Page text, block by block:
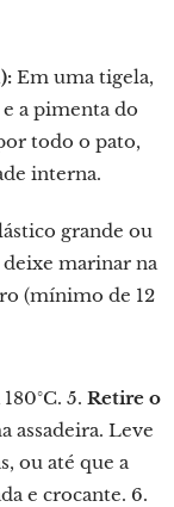
Em uma tigela,
a pimenta do
todo o pato,
interna.
grande ou
deixe marinar na
(mínimo de 12
180°C. 5. Retire o
assadeira. Leve
ou até que a
e crocante. 6.